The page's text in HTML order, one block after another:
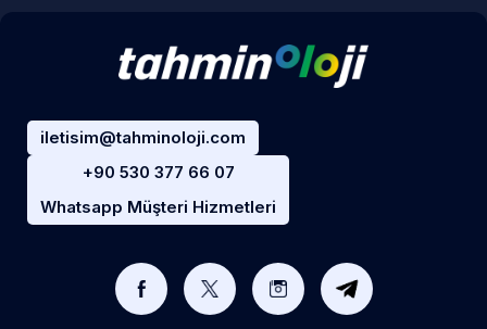
iletisim@tahminoloji.com
+90 530 377 66 07
Whatsapp Müşteri Hizmetleri